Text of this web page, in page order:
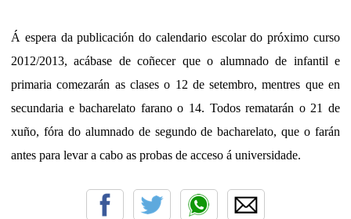
Á espera da publicación do calendario escolar do próximo curso
2012/2013, acábase de coñecer que o alumnado de infantil e
primaria comezarán as clases o 12 de setembro, mentres que en
secundaria e bacharelato farano o 14. Todos rematarán o 21 de
xuño, fóra do alumnado de segundo de bacharelato, que o farán
antes para levar a cabo as probas de acceso á universidade.